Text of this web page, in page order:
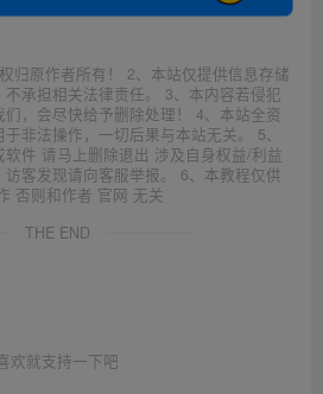
归原作者所有！ 2、本站仅提供信息存储
承担相关法律责任。 3、本内容若侵犯
，会尽快给予删除处理！ 4、本站全资
非法操作，一切后果与本站无关。 5、
件 请马上删除退出 涉及自身权益/利益
客发现请向客服举报。 6、本教程仅供
否则和作者 官网 无关
THE END
欢就支持一下吧